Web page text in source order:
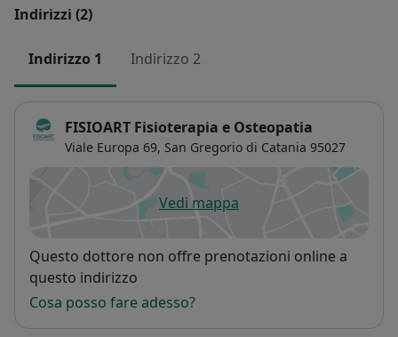
Indirizzi (2)
Indirizzo 1 Indirizzo 2
FISIOART Fisioterapia e Osteopatia
Viale Europa 69, San Gregorio di Catania 95027
Vedi mappasi apre in una nuova scheda
Disponibilità
Questo dottore non offre prenotazioni online a
questo indirizzo
Cosa posso fare adesso?